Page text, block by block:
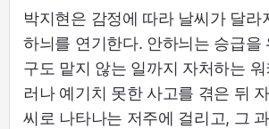
박지현은 감정에 따라 날씨가 달라
하늬를 연기한다. 안하늬는 승급을
구도 맡지 않는 일까지 자처하는
러나 예기치 못한 사고를 겪은 뒤
씨로 나타나는 저주에 걸리고, 그